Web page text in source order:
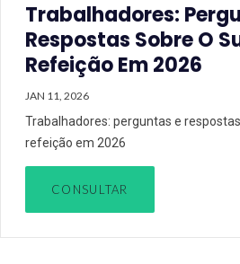
Trabalhadores:
Respostas Sobre O
Refeição Em 2026
JAN 11, 2026
Trabalhadores: perguntas e
refeição em 2026
CONSULTAR